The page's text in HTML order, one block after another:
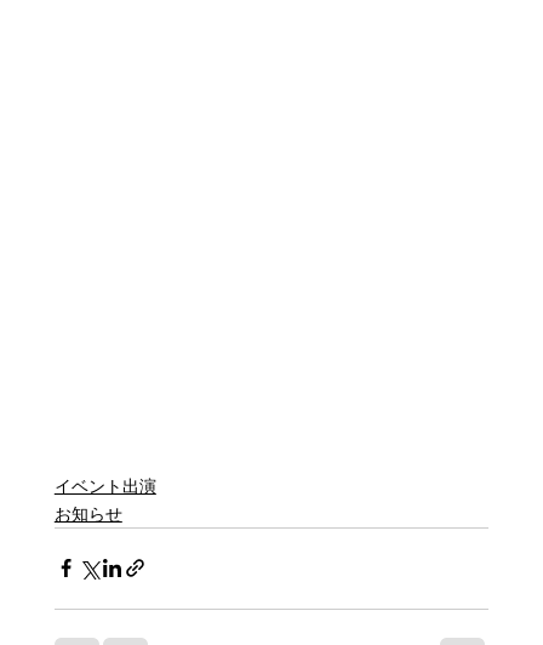
イベント出演
お知らせ